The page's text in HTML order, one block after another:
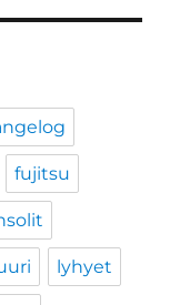
fujitsu
lyhyet